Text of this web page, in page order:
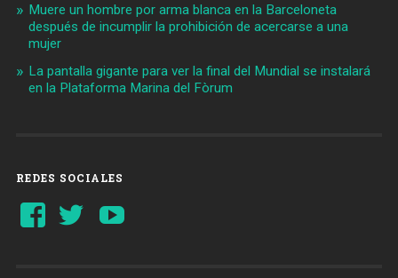
Muere un hombre por arma blanca en la Barceloneta
después de incumplir la prohibición de acercarse a una
mujer
La pantalla gigante para ver la final del Mundial se instalará
en la Plataforma Marina del Fòrum
REDES SOCIALES
Ver
perfil
Ver
perfil